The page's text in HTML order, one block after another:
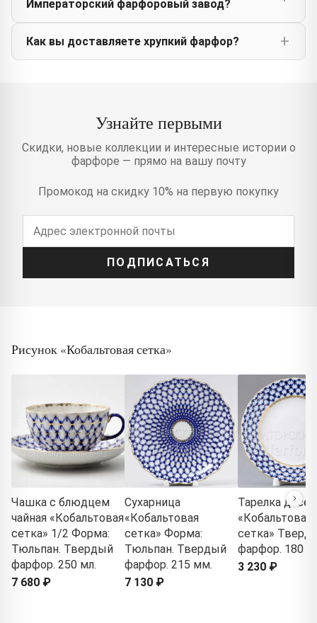
Императорский фарфоровый завод?
Как вы доставляете хрупкий фарфор?
Узнайте первыми
Скидки, новые коллекции и интересные истории о
фарфоре — прямо на вашу почту
Промокод на скидку 10% на первую покупку
ПОДПИСАТЬСЯ
Рисунок «Кобальтовая сетка»
Чашка с блюдцем
чайная «Кобальтовая
сетка» 1/2 Форма:
Тюльпан. Твердый
фарфор. 250 мл.
7 680 ₽
Сухарница
«Кобальтовая
сетка» Форма:
Тюльпан. Твердый
фарфор. 215 мм.
7 130 ₽
Тарелка
«Кобальтовая
сетка»
фарфор. 180
3 230 ₽